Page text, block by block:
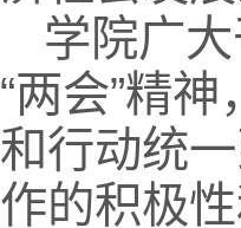
学院广
“两会”精
和行动统
作的积极